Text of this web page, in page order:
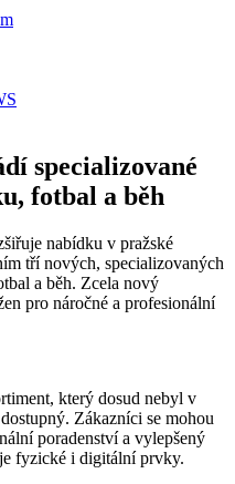
specializované
fotbal a běh
nabídku v pražské
tří nových, specializovaných
a běh. Zcela nový
pro náročné a profesionální
který dosud nebyl v
Zákazníci se mohou
poradenství a vylepšený
fyzické i digitální prvky.